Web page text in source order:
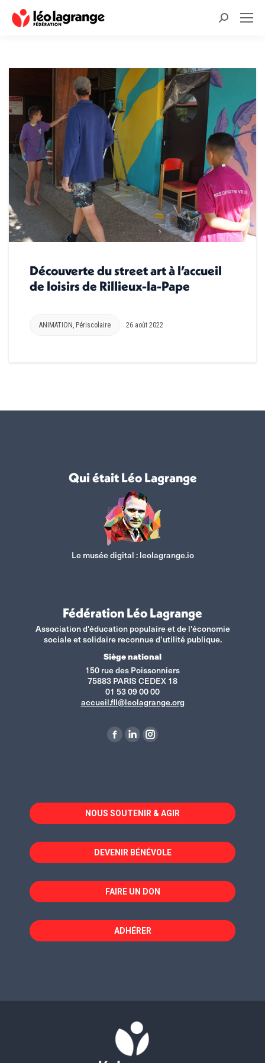
Recherche
Découverte du street art à l’accueil
de loisirs de Rillieux-la-Pape
ANIMATION, Périscolaire 26 août 2022
Qui était Léo Lagrange
Le musée digital : leolagrange.io
Fédération Léo Lagrange
Association d'éducation populaire et de l'économie
sociale et solidaire reconnue d’utilité publique.
Siège national
150 rue des Poissonniers
75883 PARIS CEDEX 18
01 53 09 00 00
accueil.fll@leolagrange.org
La
dans
une
fenêtre
La
dans
une
fenêtre
La
dans
une
fenêtre
NOUS SOUTENIR & AGIR
DEVENIR BÉNÉVOLE
FAIRE UN DON
ADHÉRER